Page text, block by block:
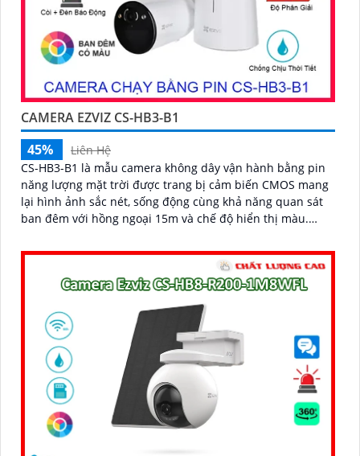
CAMERA EZVIZ CS-HB3-B1
45%
Liên Hệ
CS-HB3-B1 là mẫu camera không dây vận hành bằng pin
năng lượng mặt trời được trang bị cảm biến CMOS mang
lại hình ảnh sắc nét, sống động cùng khả năng quan sát
ban đêm với hồng ngoại 15m và chế độ hiển thị màu.